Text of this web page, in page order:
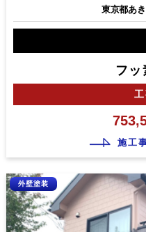
東京都あ
フッ
施工
外壁塗装